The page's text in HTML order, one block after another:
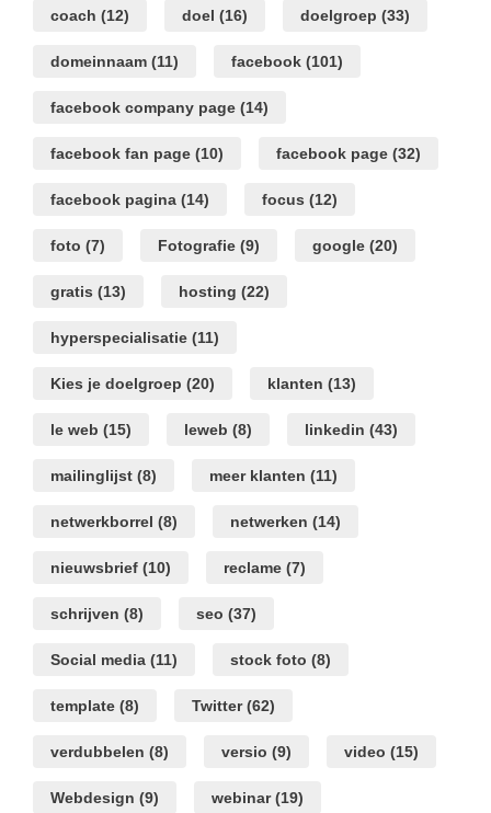
coach (12) doel (16) doelgroep (33)
domeinnaam (11) facebook (101)
facebook company page (14)
facebook fan page (10) facebook page (32)
facebook pagina (14) focus (12)
foto (7) Fotografie (9) google (20)
gratis (13) hosting (22)
hyperspecialisatie (11)
Kies je doelgroep (20) klanten (13)
le web (15) leweb (8) linkedin (43)
mailinglijst (8) meer klanten (11)
netwerkborrel (8) netwerken (14)
nieuwsbrief (10) reclame (7)
schrijven (8) seo (37)
Social media (11) stock foto (8)
template (8) Twitter(62)
verdubbelen (8) versio (9) video (15)
Webdesign (9) webinar(19)